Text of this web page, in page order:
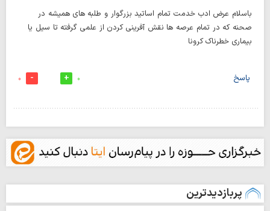
باسلام عرض ادب خدمت تمام اساتید بزرگوار و طلبه های همیشه در
صحنه که در تمام عرصه ها نقش آفرینی کردن از علمی گرفته تا سیل یا
بیماری خطرناک کرونا
پاسخ 0
0
پربازدیدترین